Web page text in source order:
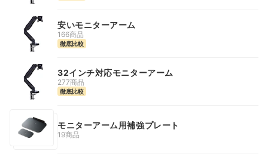
安いモニターアーム
166商品
徹底比較
32インチ対応モニターアーム
277商品
徹底比較
モニターアーム用補強プレート
19商品